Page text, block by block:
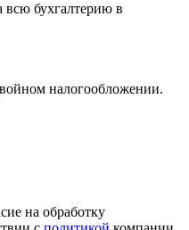
всю бухгалтерию в
налогообложении.
на обработку